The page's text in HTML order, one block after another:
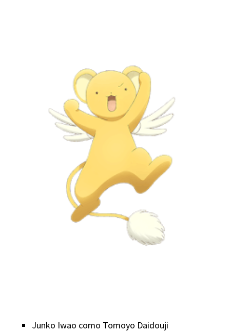
Junko Iwao como Tomoyo Daidouji